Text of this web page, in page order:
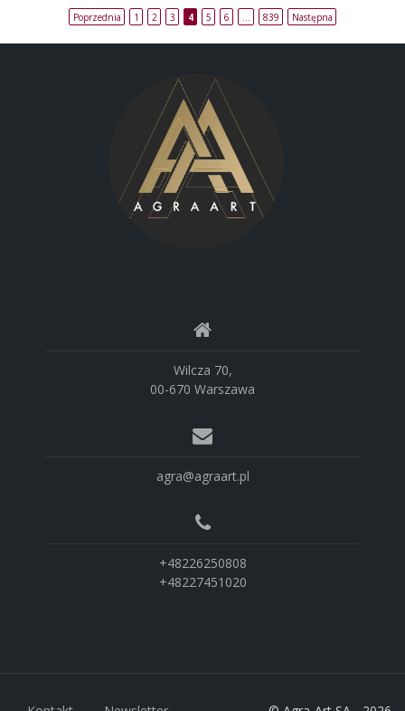
Poprzednia 1 2 3 4 5 6 839 Następna
Wilcza 70,
00-670 Warszawa
agra@agraart.pl
+48226250808
+48227451020